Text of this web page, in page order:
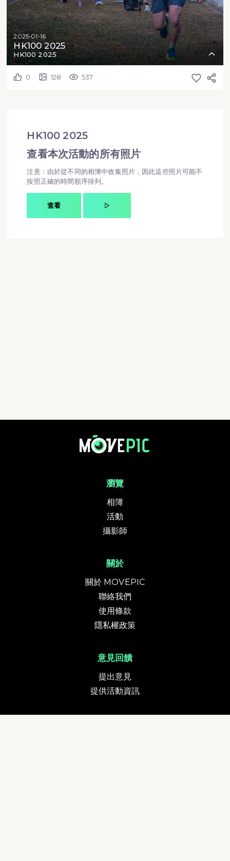
2025-01-16
HK100 2025
HK100 2025
0 128 537
HK100 2025
查看本次活動的所有照片
注意：由於從不同的相簿中收集照片，因此這些照片可能不
按照正確的時間順序排列。
查看
瀏覽
相簿
活動
攝影師
關於
關於 MOVEPIC
聯絡我們
使用條款
隱私權政策
意見回饋
提出意見
提供活動資訊